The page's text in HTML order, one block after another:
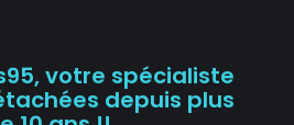
votre spécialiste
depuis plus